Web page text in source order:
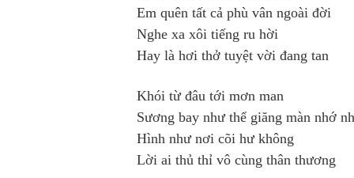
Em quên tất cả phù vân ngoài đời
Nghe xa xôi tiếng ru hời
Hay là hơi thở tuyệt vời đang tan
Khói từ đâu tới mơn man
Sương bay như thể giăng màn nhớ
Hình như nơi cõi hư không
Lời ai thủ thỉ vô cùng thân thương